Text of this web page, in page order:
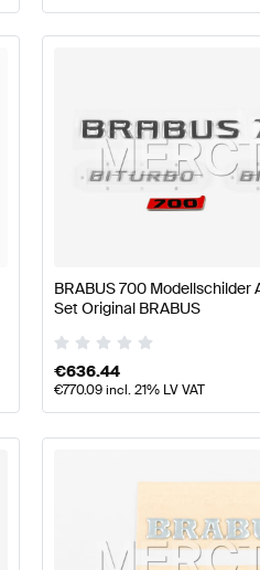
BRABUS 700 Modellschilder
Set Original BRABUS
€636.44
€770.09incl. 21% LV VAT